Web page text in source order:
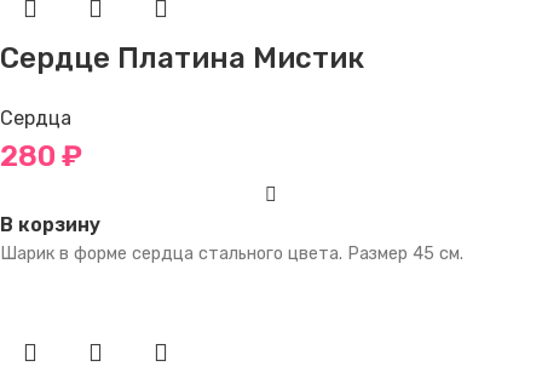
Сердце Платина Мистик
Сердца
280 ₽
В корзину
Шарик в форме сердца стального цвета. Размер 45 см.